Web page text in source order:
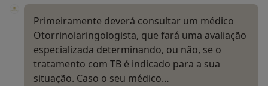
Primeiramente deverá consultar um médico
Otorrinolaringologista, que fará uma avaliação
especializada determinando, ou não, se o
tratamento com TB é indicado para a sua
situação. Caso o seu médico…